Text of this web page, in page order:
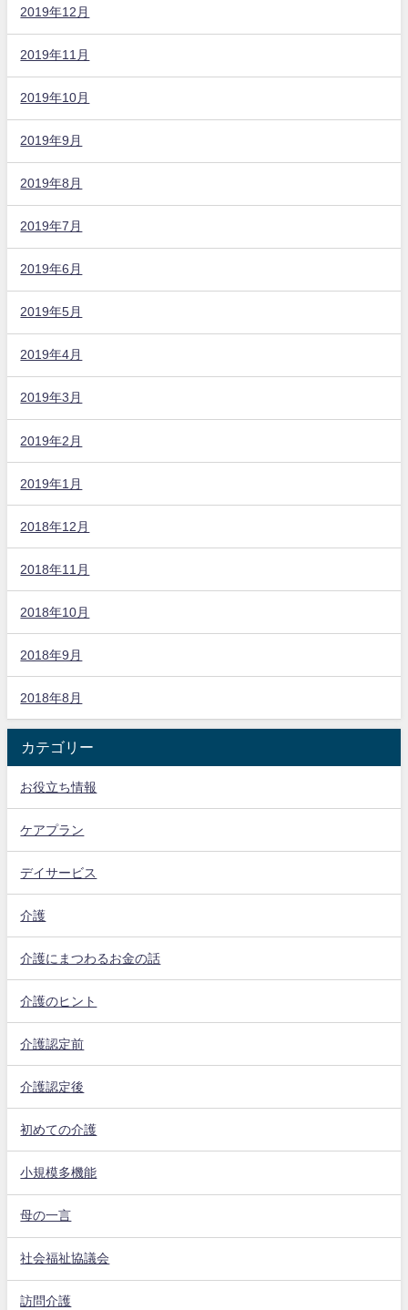
2019年12月
2019年11月
2019年10月
2019年9月
2019年8月
2019年7月
2019年6月
2019年5月
2019年4月
2019年3月
2019年2月
2019年1月
2018年12月
2018年11月
2018年10月
2018年9月
2018年8月
カテゴリー
お役立ち情報
ケアプラン
デイサービス
介護
介護にまつわるお金の話
介護のヒント
介護認定前
介護認定後
初めての介護
小規模多機能
母の一言
社会福祉協議会
訪問介護